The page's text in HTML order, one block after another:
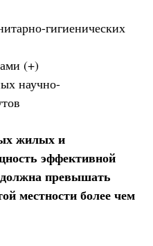
гигиенических
(+)
научно-
жилых и
эффективной
превышать
местности более чем